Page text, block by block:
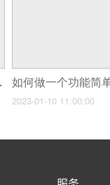
平台
2023-01-10 11:00:00